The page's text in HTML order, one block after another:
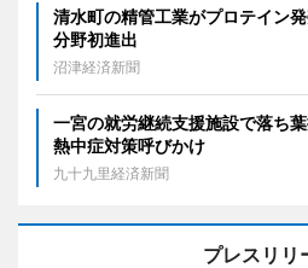
清水町の精管工業がプロテイン
分野初進出
沼津経済新聞
一宮の就労継続支援施設で落ち
熱中症対策呼びかけ
九十九里経済新聞
プレスリリ